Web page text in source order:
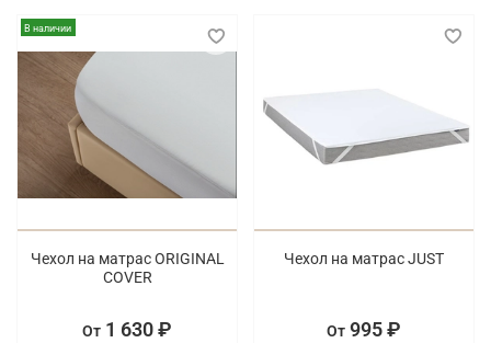
В наличии
Чехол на матрас ORIGINAL
COVER
От 1 630 ₽
Чехол на матрас JUST
От 995 ₽